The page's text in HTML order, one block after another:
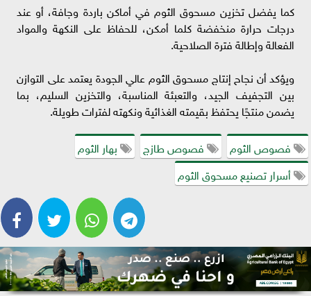
كما يفضل تخزين مسحوق الثوم في أماكن باردة وجافة، أو عند
درجات حرارة منخفضة كلما أمكن، للحفاظ على النكهة والمواد
الفعالة وإطالة فترة الصلاحية.
ويؤكد أن نجاح إنتاج مسحوق الثوم عالي الجودة يعتمد على التوازن
بين التجفيف الجيد، والتعبئة المناسبة، والتخزين السليم، بما
يضمن منتجًا يحتفظ بقيمته الغذائية ونكهته لفترات طويلة.
فصوص الثوم
فصوص طازج
بهار الثوم
أسرار تصنيع مسحوق الثوم